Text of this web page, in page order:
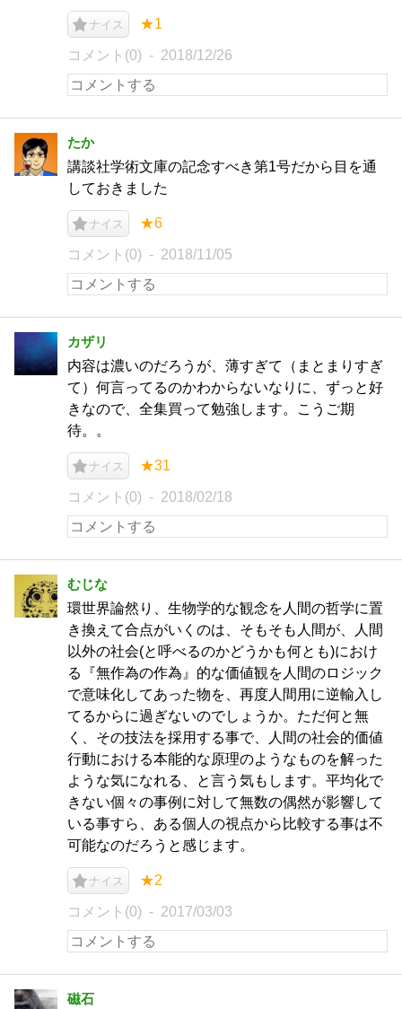
ナイス ★1
コメント(0) 2018/12/26
たか
講談社学術文庫の記念すべき第1号だから目を通
しておきました
ナイス ★6
コメント(0) 2018/11/05
カザリ
内容は濃いのだろうが、薄すぎて（まとまりすぎ
て）何言ってるのかわからないなりに、ずっと好
きなので、全集買って勉強します。こうご期
待。。
ナイス ★31
コメント(0) 2018/02/18
むじな
環世界論然り、生物学的な観念を人間の哲学に置
き換えて合点がいくのは、そもそも人間が、人間
以外の社会(と呼べるのかどうかも何とも)におけ
る『無作為の作為』的な価値観を人間のロジック
で意味化してあった物を、再度人間用に逆輸入し
てるからに過ぎないのでしょうか。ただ何と無
く、その技法を採用する事で、人間の社会的価値
行動における本能的な原理のようなものを解った
ような気になれる、と言う気もします。平均化で
きない個々の事例に対して無数の偶然が影響して
いる事すら、ある個人の視点から比較する事は不
可能なのだろうと感じます。
ナイス ★2
コメント(0) 2017/03/03
磁石